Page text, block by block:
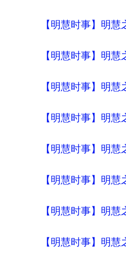
【明慧时事】明
【明慧时事】明
【明慧时事】明
【明慧时事】明
【明慧时事】明
【明慧时事】明
【明慧时事】明
【明慧时事】明